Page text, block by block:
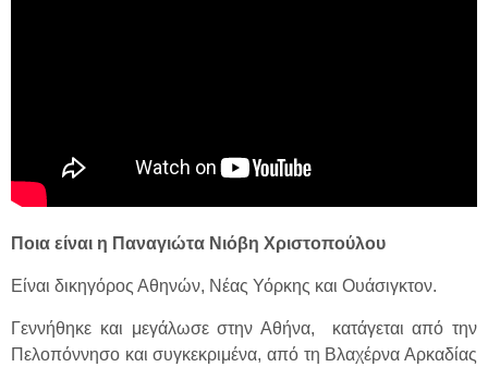
Ποια είναι η Παναγιώτα Νιόβη Χριστοπούλου
Είναι δικηγόρος Αθηνών, Νέας Υόρκης και Ουάσιγκτον.
Γεννήθηκε και μεγάλωσε στην Αθήνα, κατάγεται από την
Πελοπόννησο και συγκεκριμένα, από τη Βλαχέρνα Αρκαδίας